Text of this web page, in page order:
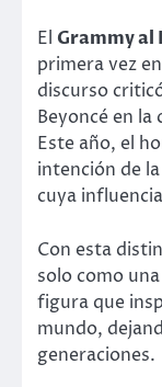
El Grammy al
primera vez
discurso
Beyoncé en
Este año, el
intención de
cuya
Con esta
solo como
figura que
mundo,
generaciones.